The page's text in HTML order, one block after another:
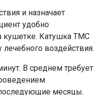
и назначает
удобно
кушетке. Катушка ТМС
лечебного воздействия.
В среднем требует
месяцы.